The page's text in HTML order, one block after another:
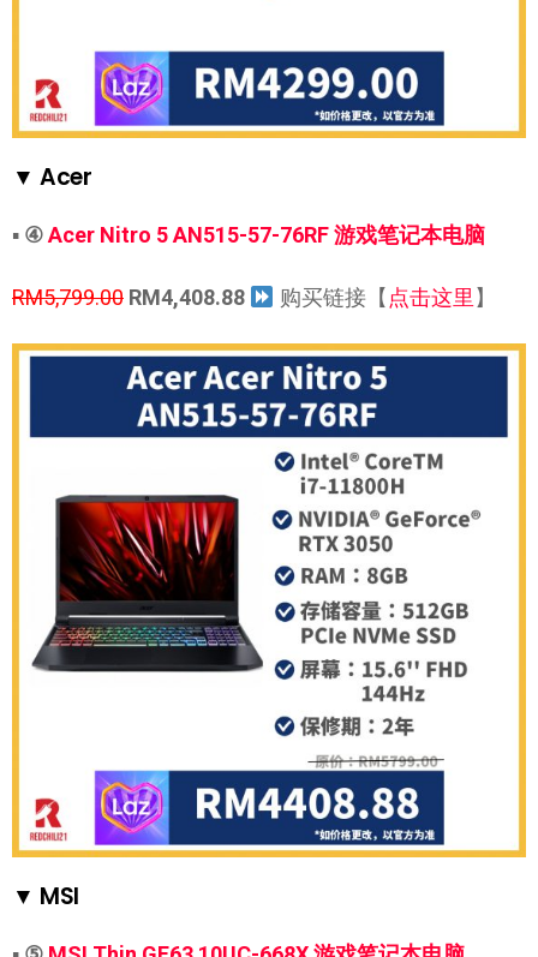
▼ Acer
▪ ④Acer Nitro 5 AN515-57-76RF 游戏笔记本电脑
RM5,799.00 RM4,408.88 购买链接【 点击这里 】
▼ MSI